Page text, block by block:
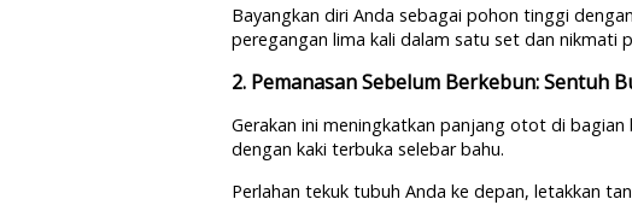
Bayangkan diri Anda sebagai pohon tinggi
peregangan lima kali dalam satu set dan nikmati
2. Pemanasan Sebelum Berkebun: Sentuh
Gerakan ini meningkatkan panjang otot di
dengan kaki terbuka selebar bahu.
Perlahan tekuk tubuh Anda ke depan, letakkan